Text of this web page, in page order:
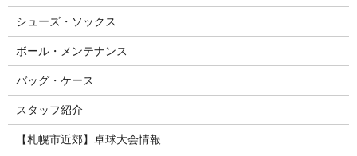
シューズ・ソックス
ボール・メンテナンス
バッグ・ケース
スタッフ紹介
【札幌市近郊】卓球大会情報